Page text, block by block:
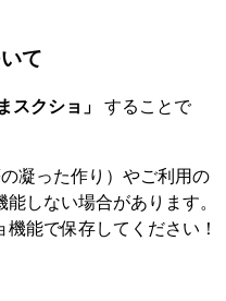
て
スクショ」 することで
凝った作り）やご利用の
しない場合があります。
能で保存してください！